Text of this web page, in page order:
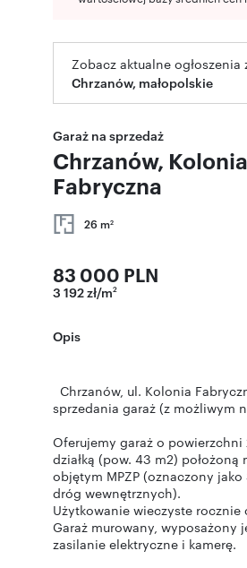
Zobacz aktualne ogłoszenia
Chrzanów, małopolskie
Garaż na sprzedaż
Chrzanów, Kolonia
Fabryczna
26 m2
83 000 PLN
3 192 zł/m2
Opis
Chrzanów, ul. Kolonia
sprzedania garaż (z możliwym
Oferujemy garaż o powierzchni
działką (pow. 43 m2) położoną
objętym MPZP (oznaczony jako
dróg wewnętrznych).
Użytkowanie wieczyste rocznie
Garaż murowany, wyposażony
zasilanie elektryczne i kamerę.